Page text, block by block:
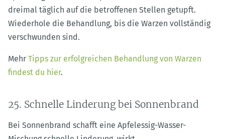
dreimal täglich auf die betroffenen Stellen getupft.
Wiederhole die Behandlung, bis die Warzen vollständig
verschwunden sind.
Mehr Tipps zur erfolgreichen Behandlung von Warzen
findest du hier.
25. Schnelle Linderung bei Sonnenbrand
Bei Sonnenbrand schafft eine Apfelessig-Wasser-